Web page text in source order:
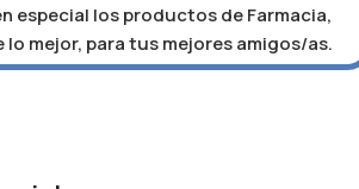
especial los productos de Farmacia,
mejor, para tus mejores amigos/as.